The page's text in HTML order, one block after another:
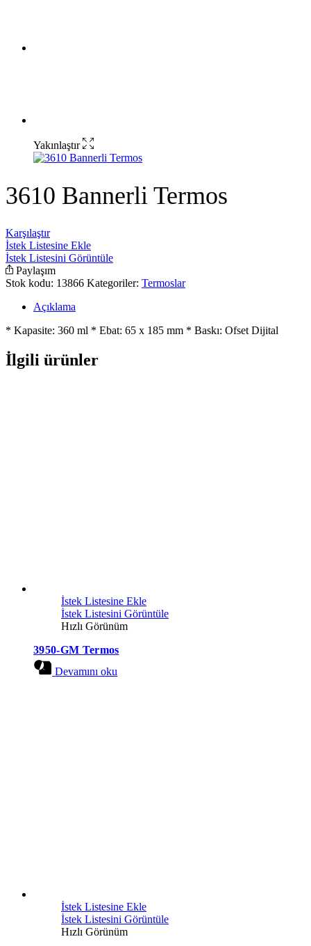
Yakınlaştır
3610 Bannerli Termos
Karşılaştır
İstek Listesine Ekle
İstek Listesini Görüntüle
Paylaşım
Stok kodu: 13866 Kategoriler: Termoslar
Açıklama
* Kapasite: 360 ml * Ebat: 65 x 185 mm * Baskı: Ofset Dijital
İlgili ürünler
İstek Listesine Ekle
İstek Listesini Görüntüle
Hızlı Görünüm
3950-GM Termos
Devamını oku
İstek Listesine Ekle
İstek Listesini Görüntüle
Hızlı Görünüm